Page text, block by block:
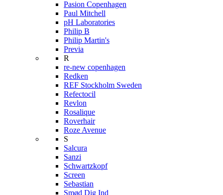
Pasion Copenhagen
Paul Mitchell
pH Laboratories
Philip B
Philip Martin's
Previa
R
re-new copenhagen
Redken
REF Stockholm Sweden
Refectocil
Revlon
Rosalique
Roverhair
Roze Avenue
S
Salcura
Sanzi
Schwartzkopf
Screen
Sebastian
Smød Dig Ind